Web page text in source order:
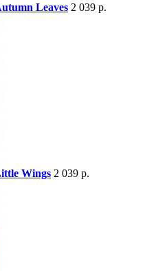
Leaves 2 039 р.
Wings 2 039 р.